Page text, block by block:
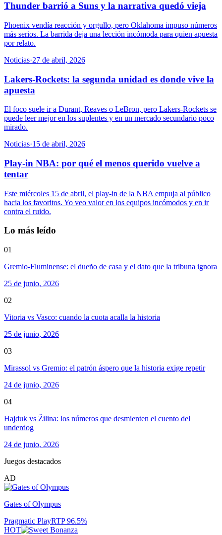
Thunder barrió a Suns y la narrativa quedó vieja
Phoenix vendía reacción y orgullo, pero Oklahoma impuso números
más serios. La barrida deja una lección incómoda para quien apuesta
por relato.
Noticias·27 de abril, 2026
Lakers-Rockets: la segunda unidad es donde vive la
apuesta
El foco suele ir a Durant, Reaves o LeBron, pero Lakers-Rockets se
puede leer mejor en los suplentes y en un mercado secundario poco
mirado.
Noticias·15 de abril, 2026
Play-in NBA: por qué el menos querido vuelve a
tentar
Este miércoles 15 de abril, el play-in de la NBA empuja al público
hacia los favoritos. Yo veo valor en los equipos incómodos y en ir
contra el ruido.
Lo más leído
01
Gremio-Fluminense: el dueño de casa y el dato que la tribuna ignora
25 de junio, 2026
02
Vitoria vs Vasco: cuando la cuota acalla la historia
25 de junio, 2026
03
Mirassol vs Gremio: el patrón áspero que la historia exige repetir
24 de junio, 2026
04
Hajduk vs Žilina: los números que desmienten el cuento del
underdog
24 de junio, 2026
Juegos destacados
AD
Gates of Olympus
Pragmatic PlayRTP96.5%
HOT